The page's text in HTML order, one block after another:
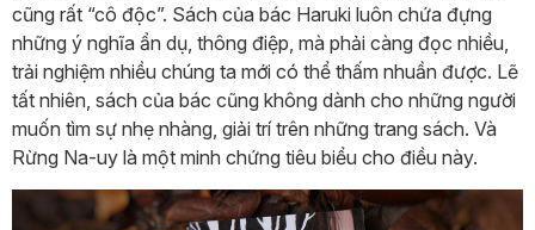
cũng rất “cô độc”. Sách của bác Haruki luôn chứa đựng
những ý nghĩa ẩn dụ, thông điệp, mà phải càng đọc nhiều,
trải nghiệm nhiều chúng ta mới có thể thấm nhuần được. Lẽ
tất nhiên, sách của bác cũng không dành cho những người
muốn tìm sự nhẹ nhàng, giải trí trên những trang sách. Và
Rừng Na-uy là một minh chứng tiêu biểu cho điều này.